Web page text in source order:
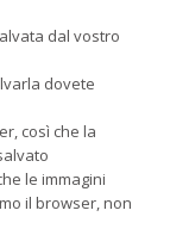
dal vostro
dovete
così che la
le immagini
il browser, non